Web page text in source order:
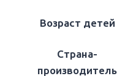
Возраст детей
Страна-
производитель